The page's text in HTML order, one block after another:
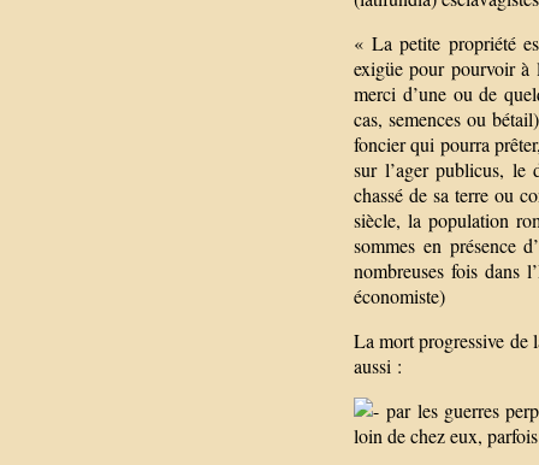
« La petite propriété
exigüe pour pourvoir à
merci d’une ou de
cas, semences ou
foncier qui pourra
sur l’ager publicus, le
chassé de sa terre ou
siècle, la population
sommes en présence
nombreuses fois dans
économiste)
La mort progressive de
aussi :
par les guerres
loin de chez eux,